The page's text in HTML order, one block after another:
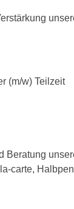
(m/w) Teilzeit
Beratung
carte,